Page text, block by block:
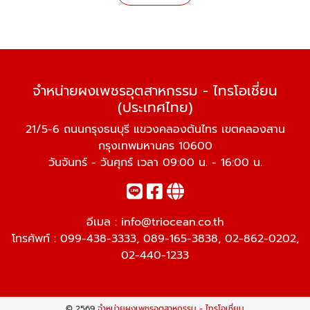
จำหน่ายผงเพชรอุตสาหกรรม - ไทรโอเชี่ยน
(ประเทศไทย)
21/5-6 ถนนกรุงธนบุรี แขวงคลองต้นไทร เขตคลองสาน
กรุงเทพมหานคร 10600
วันจันทร์ - วันศุกร์ เวลา 09:00 น. - 16:00 น.
อีเมล : info@triocean.co.th
โทรศัพท์ : 099-438-3333, 089-165-3838, 02-862-0202,
02-440-1233